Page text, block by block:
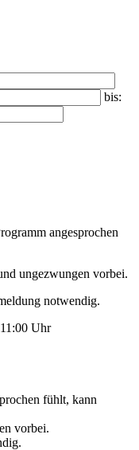
bis:
angesprochen
ungezwungen vorbei.
notwendig.
Uhr
fühlt, kann
vorbei.